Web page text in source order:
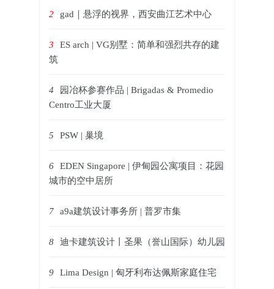
2 gad｜悬浮的视界，西安曲江艺术中心
3
ES arch | VG别墅：简单和强烈共存的建
筑
4
园冶杯参赛作品 | Brigadas & Promedio
Centro工业大厦
5 PSW | 巢境
6
EDEN Singapore | 伊甸园公寓项目：花园
城市的空中居所
7 a9a建筑设计事务所 | 普罗市集
8 迪卡建筑设计丨圣果（誉山国际）幼儿园
9 Lima Design | 匈牙利布达佩斯家庭住宅